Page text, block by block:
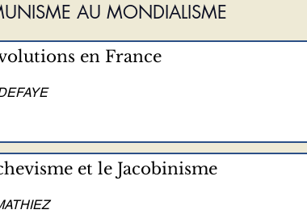
AU MONDIALISME
en France
et le Jacobinisme